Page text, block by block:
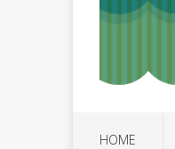
HOME